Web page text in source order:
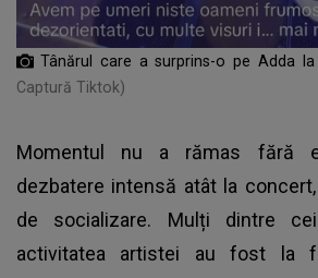
Tânărul care a surprins-o pe Adda
Captură Tiktok)
Momentul nu a rămas fără
dezbatere intensă atât la
de socializare. Mulți dintre
activitatea artistei au fost la